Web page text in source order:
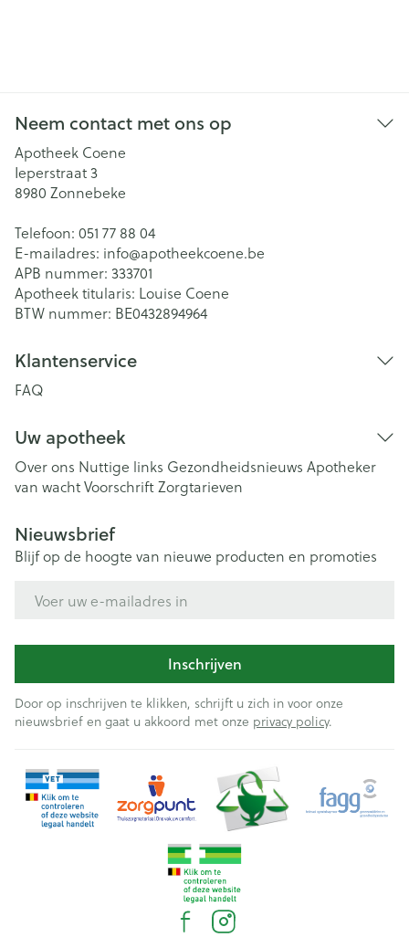
Neem contact met ons op
Apotheek Coene
Ieperstraat 3
8980 Zonnebeke
Telefoon: 051 77 88 04
E-mailadres: info@apotheekcoene.be
APB nummer: 333701
Apotheek titularis: Louise Coene
BTW nummer: BE0432894964
Klantenservice
FAQ
Uw apotheek
Over ons Nuttige links Gezondheidsnieuws Apotheker
van wachtVoorschriftZorgtarieven
Nieuwsbrief
Blijf op de hoogte van nieuwe producten en promoties
Inschrijven
Door op inschrijven te klikken, schrijft u zich in voor onze
nieuwsbrief en gaat u akkoord met onze privacy policy.